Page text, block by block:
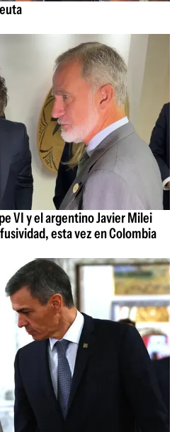
VI y el argentino Javier Milei
esta vez en Colombia